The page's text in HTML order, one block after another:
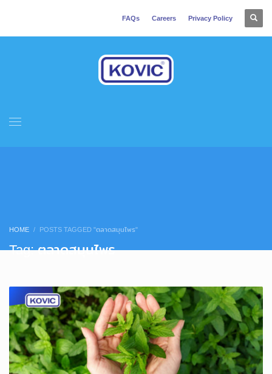
FAQs Careers Privacy Policy
HOME POSTS TAGGED "ตลาดสมุนไพร"
Tag: ตลาดสมุนไพร